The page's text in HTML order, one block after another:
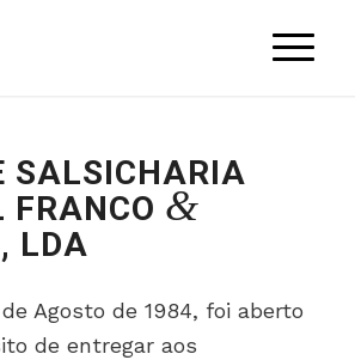
SALSICHARIA
FRANCO &
LDA
Agosto de 1984, foi aberto
de entregar aos